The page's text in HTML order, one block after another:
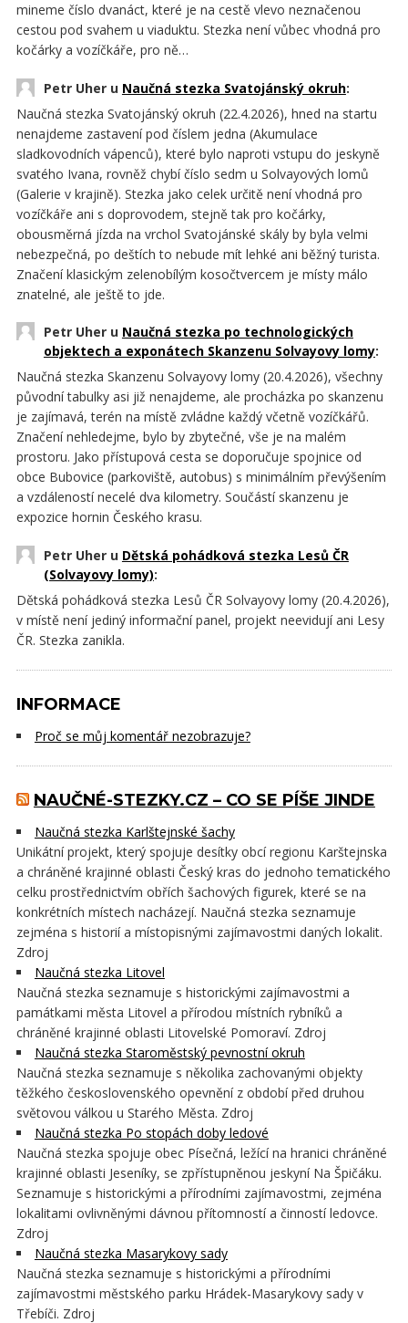
mineme číslo dvanáct, které je na cestě vlevo neznačenou
cestou pod svahem u viaduktu. Stezka není vůbec vhodná pro
kočárky a vozíčkáře, pro ně…
Petr Uher u Naučná stezka Svatojánský okruh:
Naučná stezka Svatojánský okruh (22.4.2026), hned na startu
nenajdeme zastavení pod číslem jedna (Akumulace
sladkovodních vápenců), které bylo naproti vstupu do jeskyně
svatého Ivana, rovněž chybí číslo sedm u Solvayových lomů
(Galerie v krajině). Stezka jako celek určitě není vhodná pro
vozíčkáře ani s doprovodem, stejně tak pro kočárky,
obousměrná jízda na vrchol Svatojánské skály by byla velmi
nebezpečná, po deštích to nebude mít lehké ani běžný turista.
Značení klasickým zelenobílým kosočtvercem je místy málo
znatelné, ale ještě to jde.
Petr Uher u Naučná stezka po technologických
objektech a exponátech Skanzenu Solvayovy lomy:
Naučná stezka Skanzenu Solvayovy lomy (20.4.2026), všechny
původní tabulky asi již nenajdeme, ale procházka po skanzenu
je zajímavá, terén na místě zvládne každý včetně vozíčkářů.
Značení nehledejme, bylo by zbytečné, vše je na malém
prostoru. Jako přístupová cesta se doporučuje spojnice od
obce Bubovice (parkoviště, autobus) s minimálním převýšením
a vzdáleností necelé dva kilometry. Součástí skanzenu je
expozice hornin Českého krasu.
Petr Uher u Dětská pohádková stezka Lesů ČR
(Solvayovy lomy):
Dětská pohádková stezka Lesů ČR Solvayovy lomy (20.4.2026),
v místě není jediný informační panel, projekt neevidují ani Lesy
ČR. Stezka zanikla.
INFORMACE
Proč se můj komentář nezobrazuje?
NAUČNÉ-STEZKY.CZ – CO SE PÍŠE JINDE
Naučná stezka Karlštejnské šachy
Unikátní projekt, který spojuje desítky obcí regionu Karštejnska
a chráněné krajinné oblasti Český kras do jednoho tematického
celku prostřednictvím obřích šachových figurek, které se na
konkrétních místech nacházejí. Naučná stezka seznamuje
zejména s historií a místopisnými zajímavostmi daných lokalit.
Zdroj
Naučná stezka Litovel
Naučná stezka seznamuje s historickými zajímavostmi a
památkami města Litovel a přírodou místních rybníků a
chráněné krajinné oblasti Litovelské Pomoraví. Zdroj
Naučná stezka Staroměstský pevnostní okruh
Naučná stezka seznamuje s několika zachovanými objekty
těžkého československého opevnění z období před druhou
světovou válkou u Starého Města. Zdroj
Naučná stezka Po stopách doby ledové
Naučná stezka spojuje obec Písečná, ležící na hranici chráněné
krajinné oblasti Jeseníky, se zpřístupněnou jeskyní Na Špičáku.
Seznamuje s historickými a přírodními zajímavostmi, zejména
lokalitami ovlivněnými dávnou přítomností a činností ledovce.
Zdroj
Naučná stezka Masarykovy sady
Naučná stezka seznamuje s historickými a přírodními
zajímavostmi městského parku Hrádek-Masarykovy sady v
Třebíči. Zdroj